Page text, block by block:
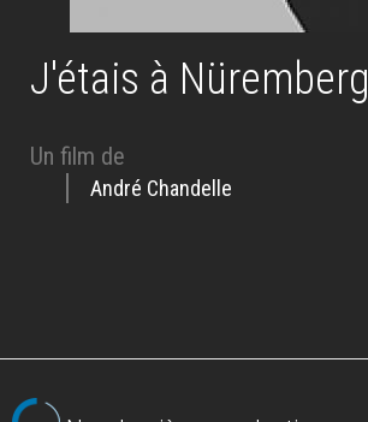
J'étais à Nüremberg
Un film de
André Chandelle